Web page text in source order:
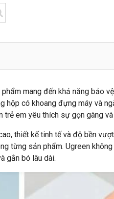
phẩm mang đến khả năng bảo
có khoang đựng máy và
trẻ em yêu thích sự gọn gàng
thiết kế tinh tế và độ bền
từng sản phẩm. Ugreen
gắn bó lâu dài.